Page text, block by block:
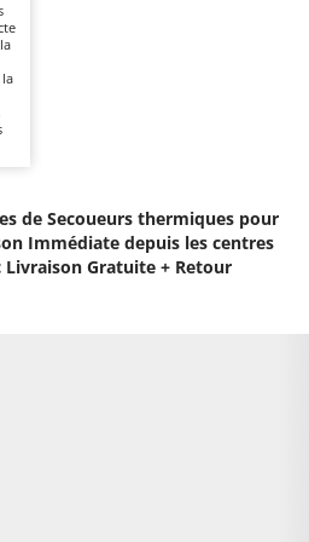
de Secoueurs thermiques pour
Immédiate depuis les centres
Livraison Gratuite + Retour